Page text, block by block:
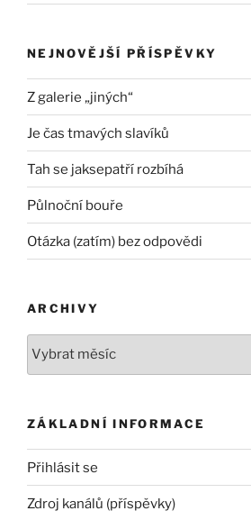
NEJNOVĚJŠÍ PŘÍSPĚVKY
Z galerie „jiných“
Je čas tmavých slavíků
Tah se jaksepatří rozbíhá
Půlnoční bouře
Otázka (zatím) bez odpovědi
ARCHIVY
ZÁKLADNÍ INFORMACE
Přihlásit se
Zdroj kanálů (příspěvky)